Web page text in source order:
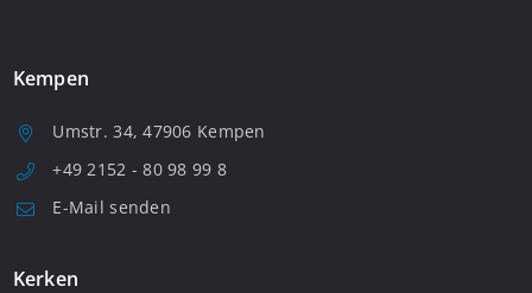
Kempen
Umstr. 34, 47906 Kempen
+49 2152 - 80 98 99 8
E-Mail senden
Kerken